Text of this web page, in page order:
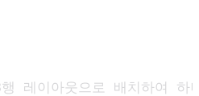
레이아웃으로 배치하여 하